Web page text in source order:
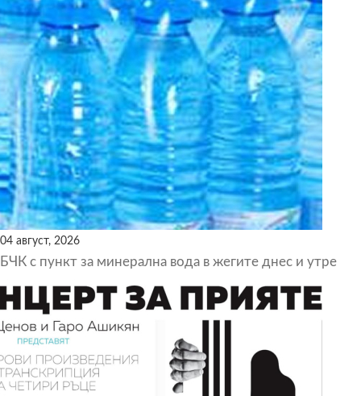
04 август, 2026
БЧК с пункт за минерална вода в жегите днес и утре